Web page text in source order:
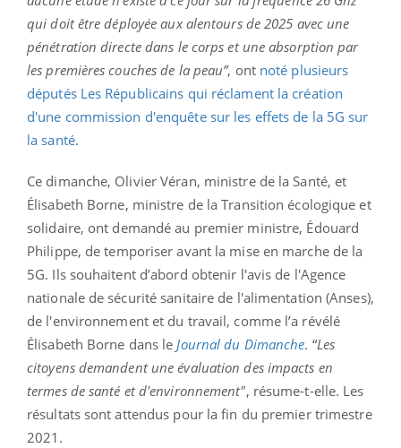
qui doit être déployée aux alentours de 2025 avec une
pénétration directe dans le corps et une absorption par
les premières couches de la peau”, ont noté plusieurs
députés Les Républicains qui réclament la création
d'une commission d'enquête sur les effets de la 5G sur
la santé.
Ce dimanche, Olivier Véran, ministre de la Santé, et
Élisabeth Borne, ministre de la Transition écologique et
solidaire, ont demandé au premier ministre, Édouard
Philippe, de temporiser avant la mise en marche de la
5G. Ils souhaitent d’abord obtenir l'avis de l'Agence
nationale de sécurité sanitaire de l'alimentation (Anses),
de l'environnement et du travail, comme l’a révélé
Élisabeth Borne dans leJournal du Dimanche. “Les
citoyens demandent une évaluation des impacts en
termes de santé et d'environnement", résume-t-elle. Les
résultats sont attendus pour la fin du premier trimestre
2021.